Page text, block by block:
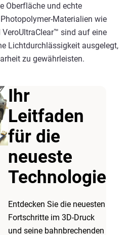
Oberfläche und echte
Materialien wie
sind auf eine
Lichtdurchlässigkeit ausgelegt,
zu gewährleisten.
Ihr
Leitfaden
für die
neueste
Technologie
Entdecken Sie die neuesten
Fortschritte im 3D-Druck
und seine bahnbrechenden